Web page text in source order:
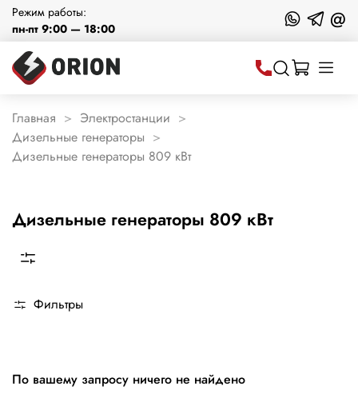
Режим работы:
пн-пт 9:00 — 18:00
@
Главная
Электростанции
Дизельные генераторы
Дизельные генераторы 809 кВт
Дизельные генераторы 809 кВт
Фильтры
По вашему запросу ничего не найдено